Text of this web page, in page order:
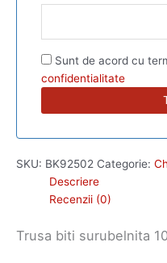
Sunt de acord cu
confidentialitate
SKU: BK92502 Categorie:
Descriere
Recenzii (0)
Trusa biti surubelnita